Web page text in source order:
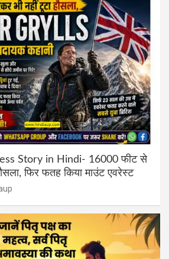
Story in Hindi- 16000 फीट से
फिर फतह किया माउंट एवरेस्ट